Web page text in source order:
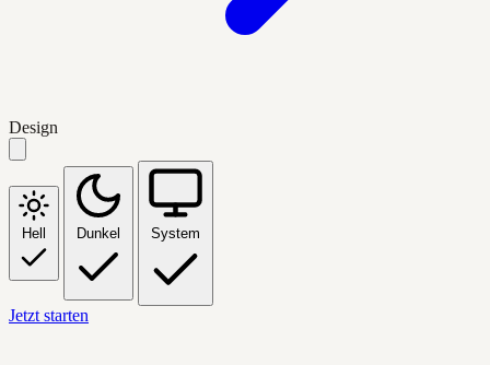
Design
Hell Dunkel System
Jetzt starten